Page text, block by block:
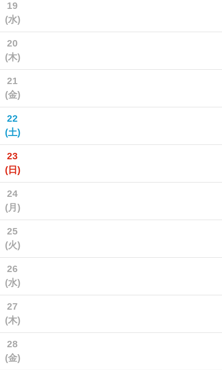
19
(水)
20
(木)
21
(金)
22
(土)
23
(日)
24
(月)
25
(火)
26
(水)
27
(木)
28
(金)